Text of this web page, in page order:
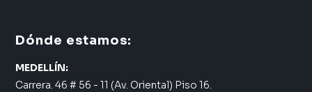
Dónde estamos:
MEDELLÍN:
Carrera. 46 # 56 - 11 (Av. Oriental) Piso 16.